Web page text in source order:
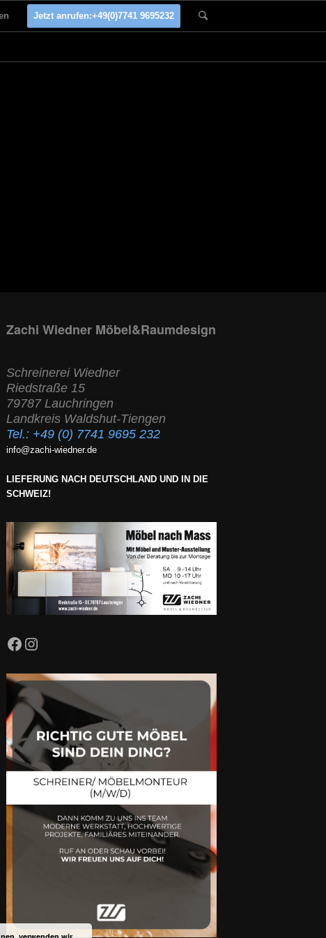
Jetzt anrufen:+49(0)7741 9695232
Zachi Wiedner Möbel&Raumdesign
Schreinerei Wiedner
Riedstraße 15
79787 Lauchringen
Landkreis Waldshut-Tiengen
Tel.: +49 (0) 7741 9695 232
info@zachi-wiedner.de
LIEFERUNG NACH DEUTSCHLAND UND IN DIE
SCHWEIZ!
Facebook
Instagram